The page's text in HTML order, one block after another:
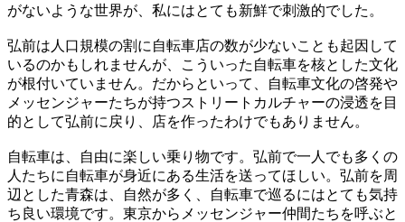
がないような世界が、私にはとても新鮮で刺激的でした。
弘前は人口規模の割に自転車店の数が少ないことも起因して
いるのかもしれませんが、こういった自転車を核とした文化
が根付いていません。だからといって、自転車文化の啓発や
メッセンジャーたちが持つストリートカルチャーの浸透を目
的として弘前に戻り、店を作ったわけでもありません。
自転車は、自由に楽しい乗り物です。弘前で一人でも多くの
人たちに自転車が身近にある生活を送ってほしい。弘前を周
辺とした青森は、自然が多く、自転車で巡るにはとても気持
ち良い環境です。東京からメッセンジャー仲間たちを呼ぶと